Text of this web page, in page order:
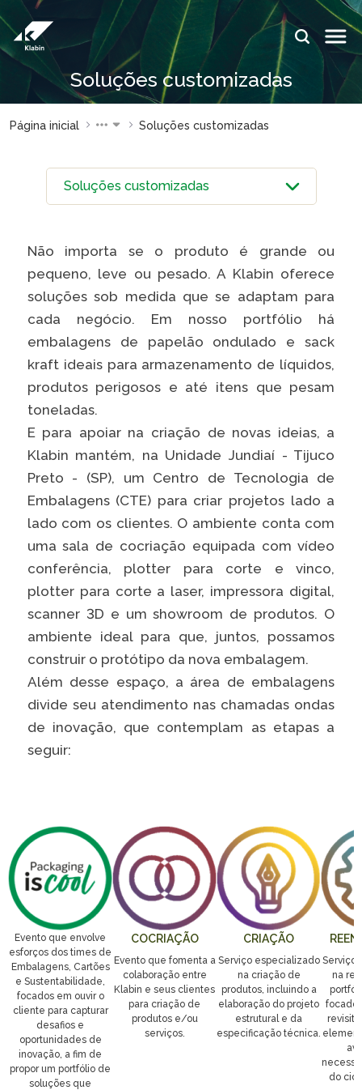
Pular para o Conteúdo principal
Soluções customizadas
IDIOMAS:
PT ES
ESPAÇOS KLABIN
Investidores
Relatório de
Klabin
Importam
Painel ASG
Klabin
Inova
Klabin
VER A LISTA COMPLETA
Página inicial Soluções customizadas
Não importa se o produto é grande ou
pequeno, leve ou pesado. A Klabin oferece
soluções sob medida que se adaptam para
cada negócio. Em nosso portfólio há
embalagens de papelão ondulado e sack
kraft ideais para armazenamento de líquidos,
produtos perigosos e até itens que pesam
toneladas.
E para apoiar na criação de novas ideias, a
Klabin mantém, na Unidade Jundiaí - Tijuco
Preto - (SP), um Centro de Tecnologia de
Embalagens (CTE) para criar projetos lado a
lado com os clientes. O ambiente conta com
uma sala de cocriação equipada com vídeo
conferência, plotter para corte e vinco,
plotter para corte a laser, impressora digital,
scanner 3D e um showroom de produtos. O
ambiente ideal para que, juntos, possamos
construir o protótipo da nova embalagem.
Além desse espaço, a área de embalagens
divide seu atendimento nas chamadas ondas
de inovação, que contemplam as etapas a
seguir:
Evento que envolve
esforços dos times de
Embalagens, Cartões
e Sustentabilidade,
focados em ouvir o
cliente para capturar
desafios e
oportunidades de
inovação, a fim de
propor um portfólio de
soluções que
COCRIAÇÃO
Evento que fomenta a
colaboração entre
Klabin e seus clientes
para criação de
produtos e/ou
serviços.
CRIAÇÃO
Serviço especializado
na criação de
produtos, incluindo a
elaboração do projeto
estrutural e da
especificação técnica.
Serviço
na
focado
do